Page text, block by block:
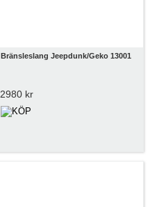
Bränsleslang Jeepdunk/Geko 13001
2980 kr